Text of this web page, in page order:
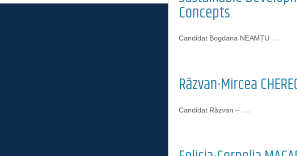
Concepts
Candidat Bogdana NEAMȚU …
Răzvan-Mircea
Candidat Răzvan – …